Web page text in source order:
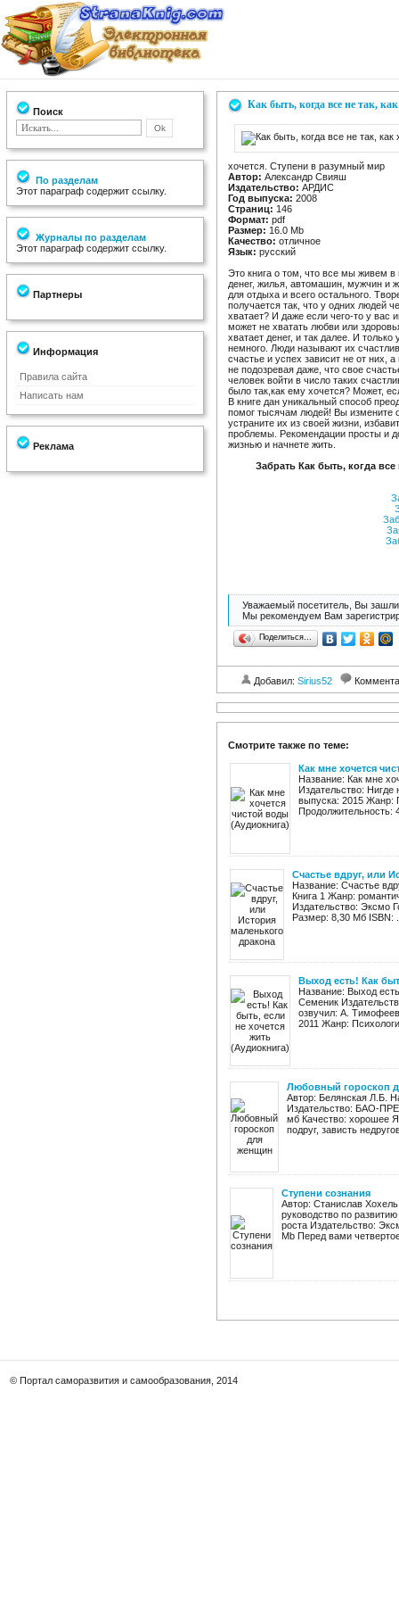
Поиск
По разделам
Этот параграф содержит ссылку.
Журналы по разделам
Этот параграф содержит ссылку.
Партнеры
Информация
Правила сайта
Написать нам
Реклама
Как быть, когда все не так,
хочется. Ступени в разумный мир
Автор: Александр Свияш
Издательство: АРДИС
Год выпуска: 2008
Страниц: 146
Формат: pdf
Размер: 16.0 Mb
Качество: отличное
Язык: русский
Это книга о том, что все мы живем
денег, жилья, автомашин, мужчин и
для отдыха и всего остального.
получается так, что у одних людей
хватает? И даже если чего-то у вас
может не хватать любви или
хватает денег, и так далее. И
немного. Люди называют их
счастье и успех зависит не от них,
не подозревая даже, что свое
человек войти в число таких
было так,как ему хочется? Может,
В книге дан уникальный способ
помог тысячам людей! Вы измените
устраните их из своей жизни,
проблемы. Рекомендации просты и
жизнью и начнете жить.
Забрать Как быть, когда
Уважаемый посетитель, Вы зашли
Мы рекомендуем Вам
Поделиться…
Добавил: Sirius52
Смотрите также по теме:
Как мне хочется
Название: Как мне
Издательство: Нигде
выпуска: 2015 Жанр:
Продолжительность:
Счастье вдруг, или
Название: Счастье
Книга 1 Жанр:
Издательство: Эксмо
Размер: 8,30 Мб ISBN:
Выход есть! Как
Название: Выход
Семеник
озвучил: А.
2011 Жанр:
Любовный гороскоп
Автор: Белянская Л.Б.
Издательство: БАО-
мб Качество: хорошее
подруг, зависть
Ступени сознания
Автор: Станислав
руководство по
роста Издательство:
Mb Перед вами
© Портал саморазвития и самообразования, 2014